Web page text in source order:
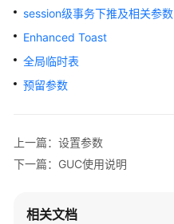
发
设
计
议
用
程
发
session级事务下推及相关参数
Enhanced Toast
全局临时表
预留参数
上一篇：设置参数
下一篇：GUC使用说明
相关文档